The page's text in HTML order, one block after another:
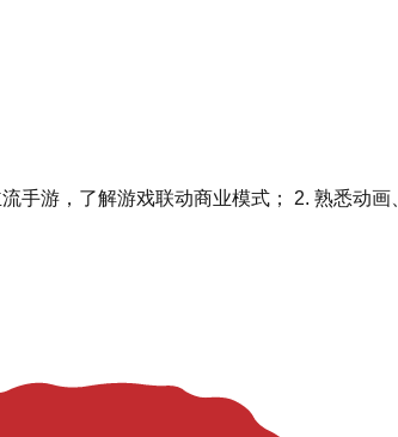
手游，了解游戏联动商业模式； 2. 熟悉动